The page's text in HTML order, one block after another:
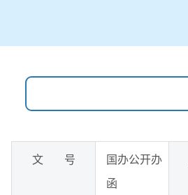
文 号
国办公开办
函